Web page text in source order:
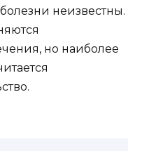
неизвестны.
но наиболее